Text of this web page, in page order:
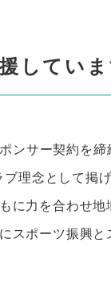
していま
ンサー契約を締
理念として掲
に力を合わせ地
スポーツ振興と